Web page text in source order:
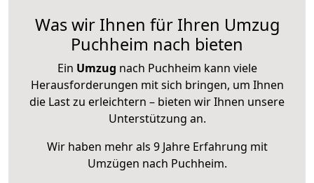
Was wir Ihnen für Ihren Umzug
Puchheim nach bieten
Ein Umzug nach Puchheim kann viele
Herausforderungen mit sich bringen, um Ihnen
die Last zu erleichtern – bieten wir Ihnen unsere
Unterstützung an.
Wir haben mehr als 9 Jahre Erfahrung mit
Umzügen nach Puchheim.